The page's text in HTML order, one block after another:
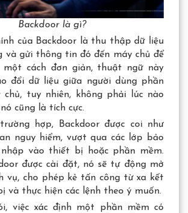
Backdoor là gì?
của Backdoor là thu thập dữ liệu
và gửi thông tin đó đến máy chủ để
một cách đơn giản, thuật ngữ này
đổi dữ liệu giữa người dùng phần
chủ, tuy nhiên, không phải lúc nào
cũng là tích cực.
hợp, Backdoor được coi như
nguy hiểm, vượt qua các lớp bảo
vào thiết bị hoặc phần mềm.
được cài đặt, nó sẽ tự động mở
vụ, cho phép kẻ tấn công từ xa kết
và thực hiện các lệnh theo ý muốn.
việc xác định một phần mềm có